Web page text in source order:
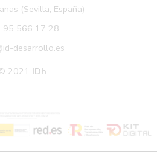
(Sevilla, España)
95 566 17 28
desarrollo.es
2021 IDh